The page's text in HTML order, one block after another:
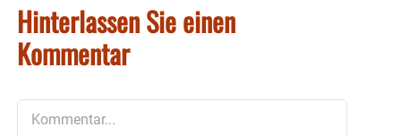
Hinterlassen Sie einen
Kommentar